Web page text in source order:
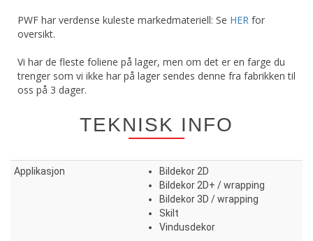
PWF har verdense kuleste markedmateriell: Se HER for
oversikt.
Vi har de fleste foliene på lager, men om det er en farge du
trenger som vi ikke har på lager sendes denne fra fabrikken til
oss på 3 dager.
TEKNISK INFO
Applikasjon
Bildekor 2D
Bildekor 2D+ / wrapping
Bildekor 3D / wrapping
Skilt
Vindusdekor